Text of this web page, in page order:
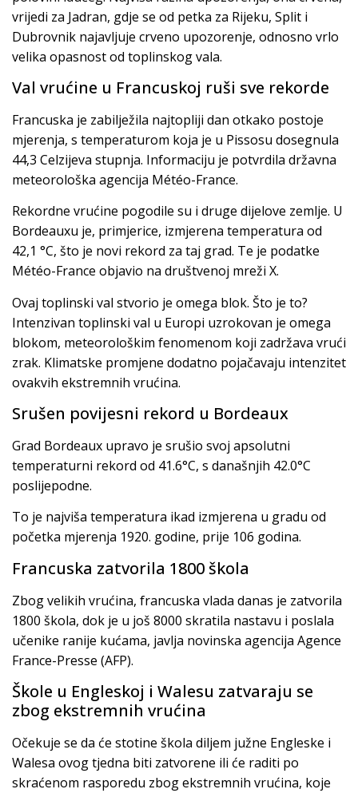
vrijedi za Jadran, gdje se od petka za Rijeku, Split i
Dubrovnik najavljuje crveno upozorenje, odnosno vrlo
velika opasnost od toplinskog vala.
Val vrućine u Francuskoj ruši sve rekorde
Francuska je zabilježila najtopliji dan otkako postoje
mjerenja, s temperaturom koja je u Pissosu dosegnula
44,3 Celzijeva stupnja. Informaciju je potvrdila državna
meteorološka agencija Météo-France.
Rekordne vrućine pogodile su i druge dijelove zemlje. U
Bordeauxu je, primjerice, izmjerena temperatura od
42,1 °C, što je novi rekord za taj grad. Te je podatke
Météo-France objavio na društvenoj mreži X.
Ovaj toplinski val stvorio je omega blok. Što je to?
Intenzivan toplinski val u Europi uzrokovan je omega
blokom, meteorološkim fenomenom koji zadržava vrući
zrak. Klimatske promjene dodatno pojačavaju intenzitet
ovakvih ekstremnih vrućina.
Srušen povijesni rekord u Bordeaux
Grad Bordeaux upravo je srušio svoj apsolutni
temperaturni rekord od 41.6°C, s današnjih 42.0°C
poslijepodne.
To je najviša temperatura ikad izmjerena u gradu od
početka mjerenja 1920. godine, prije 106 godina.
Francuska zatvorila 1800 škola
Zbog velikih vrućina, francuska vlada danas je zatvorila
1800 škola, dok je u još 8000 skratila nastavu i poslala
učenike ranije kućama, javlja novinska agencija Agence
France-Presse (AFP).
Škole u Engleskoj i Walesu zatvaraju se
zbog ekstremnih vrućina
Očekuje se da će stotine škola diljem južne Engleske i
Walesa ovog tjedna biti zatvorene ili će raditi po
skraćenom rasporedu zbog ekstremnih vrućina, koje